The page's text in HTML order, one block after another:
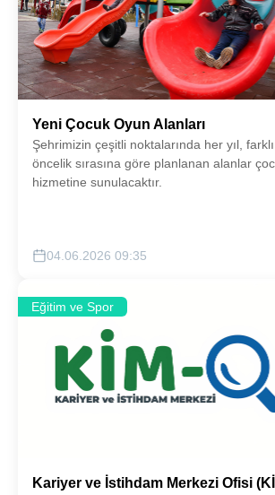
Yeni Çocuk Oyun Alanları
Şehrimizin çeşitli noktalarında her yıl,
öncelik sırasına göre planlanan alanlar
hizmetine sunulacaktır.
04.06.2026 09:35
Eğitim ve Spor
Kariyer ve İstihdam Merkezi Ofisi